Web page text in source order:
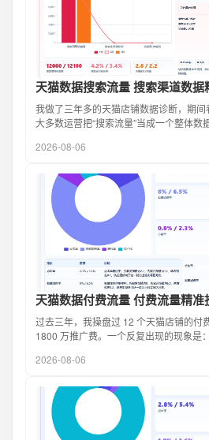
天猫数据搜索流量 搜索渠道数
我做了三年多的天猫店铺数据诊断，期
大多数运营把“搜索流量”当成一个整体
2026-08-06
天猫数据付费流量 付费流量精准
过去三年，我操盘过 12 个天猫店铺的付
1800 万推广费。一个反复出现的现象是
2026-08-06